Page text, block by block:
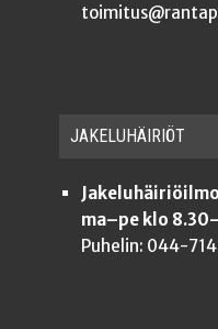
JAKE­LU­HÄI­RIÖT
ma–pe klo
Puhelin: 044-